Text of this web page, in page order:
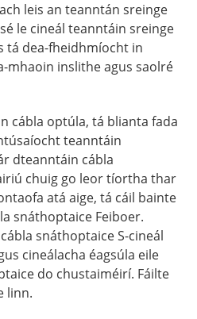
leis an teanntán sreinge
le cineál teanntáin sreinge
tá dea-fheidhmíocht in
mhaoin inslithe agus saolré
cábla optúla, tá blianta fada
teanntáin
dteanntáin cábla
chuig go leor tíortha thar
atá aige, tá cáil bainte
snáthoptaice Feiboer.
snáthoptaice S-cineál
cineálacha éagsúla eile
do chustaiméirí. Fáilte
linn.